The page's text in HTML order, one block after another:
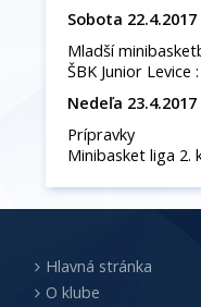
Sobota 22.4.2017
Mladší
ŠBK Junior Levice
Nedeľa 23.4.2017
Prípravky
Minibasket liga 2.
Hlavná stránka
O klube